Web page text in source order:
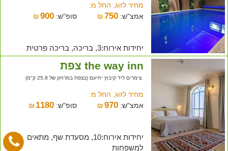
מחיר לזוג, החל מ:
אמצ"ש:
₪750 סופ"ש: ₪ 900
יחידות אירוח:3, בריכה, בריכה פרטית
the way inn צפת
צימרים ליד קיבוץ יחיעם (בצפת במרחק של 25.8 ק"מ)
מחיר לזוג, החל מ:
אמצ"ש:
₪970 סופ"ש: ₪ 1180
יחידות אירוח:10, מסעדת שף, מתאים
למשפחות